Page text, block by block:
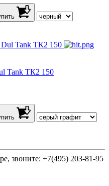
Tank ТК2 150
звоните: +7(495) 203-81-95